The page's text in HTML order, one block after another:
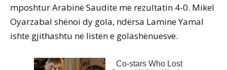
mposhtur Arabinë Saudite me rezultatin 4-0. Mikel
Oyarzabal shënoi dy gola, ndërsa Lamine Yamal
ishte gjithashtu në listën e golashënuesve.